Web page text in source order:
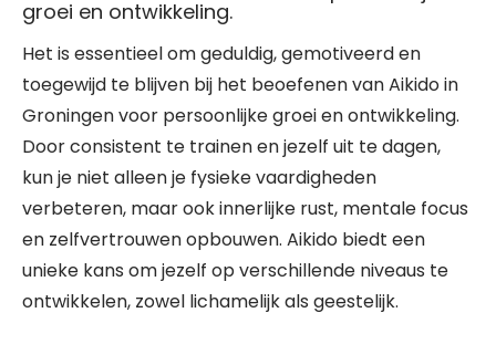
groei en ontwikkeling.
Het is essentieel om geduldig, gemotiveerd en
toegewijd te blijven bij het beoefenen van Aikido in
Groningen voor persoonlijke groei en ontwikkeling.
Door consistent te trainen en jezelf uit te dagen,
kun je niet alleen je fysieke vaardigheden
verbeteren, maar ook innerlijke rust, mentale focus
en zelfvertrouwen opbouwen. Aikido biedt een
unieke kans om jezelf op verschillende niveaus te
ontwikkelen, zowel lichamelijk als geestelijk.